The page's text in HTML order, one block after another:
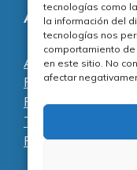
tecnologías como
la información del
tecnologías nos
comportamiento
en este sitio. No
afectar
Adecuación
Aviso legal
Política de
Política de cookies
Términos y
Preguntas